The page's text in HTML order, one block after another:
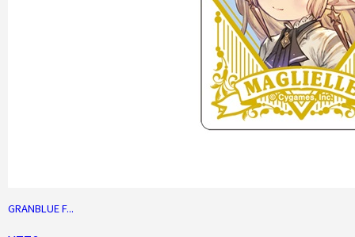
GRANBLUE F...